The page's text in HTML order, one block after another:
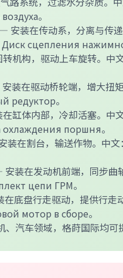
。
— 安装在传动系，分离与传
сцепления
机构，驱动上车旋转。中
装在驱动桥轮端，增大扭
редуктор。
缸体内部，冷却活塞。中
поршня。
装在割台，输送作物。中文
装在发动机前端，同步曲
цепи ГРМ。
底盘行走驱动，提供行走
мотор в сборе。
汽车领域，格莳国际均可